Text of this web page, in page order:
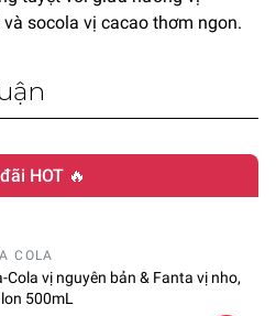
socola vị cacao thơm ngon.
HOT 🔥
COLA
Cola vị nguyên bản & Fanta vị nho,
500mL